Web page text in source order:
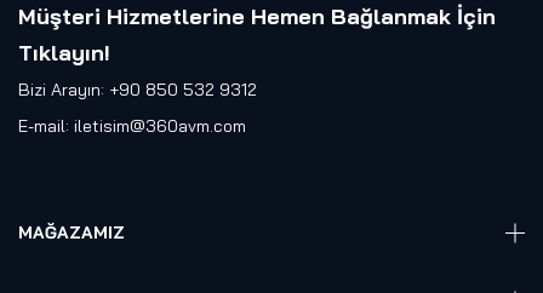
Müşteri Hizmetlerine Hemen Bağlanmak İçin
Tıklayın!
Bizi Arayın: +90 850 532 9312
E-mail: iletisim@360avm.com
MAĞAZAMIZ